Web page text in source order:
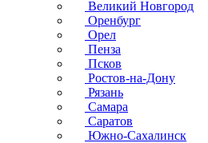
Великий Новгород
Оренбург
Орел
Пенза
Псков
Ростов-на-Дону
Рязань
Самара
Саратов
Южно-Сахалинск